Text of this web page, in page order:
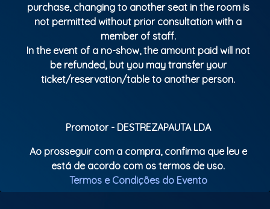
purchase, changing to another seat in the room is
not permitted without prior consultation with a
member of staff.
In the event of a no-show, the amount paid will not
be refunded, but you may transfer your
ticket/reservation/table to another person.
Promotor - DESTREZAPAUTA LDA
Ao prosseguir com a compra, confirma que leu e
está de acordo com os termos de uso.
Termos e Condições do Evento